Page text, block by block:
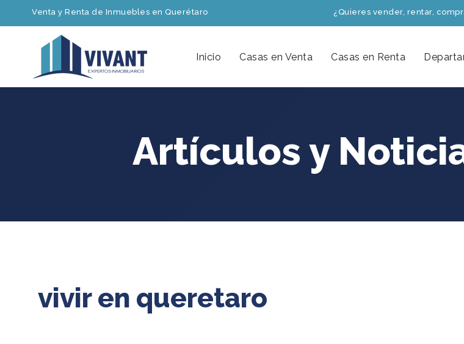
Venta y Renta de Inmuebles en Querétaro ¿Quieres vender, rentar,
Inicio Casas en Venta Casas en Renta
Artículos y
vivir en queretaro